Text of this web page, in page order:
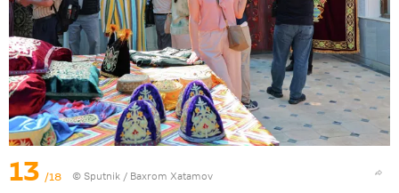
13 /18 © Sputnik / Baxrom Xatamov